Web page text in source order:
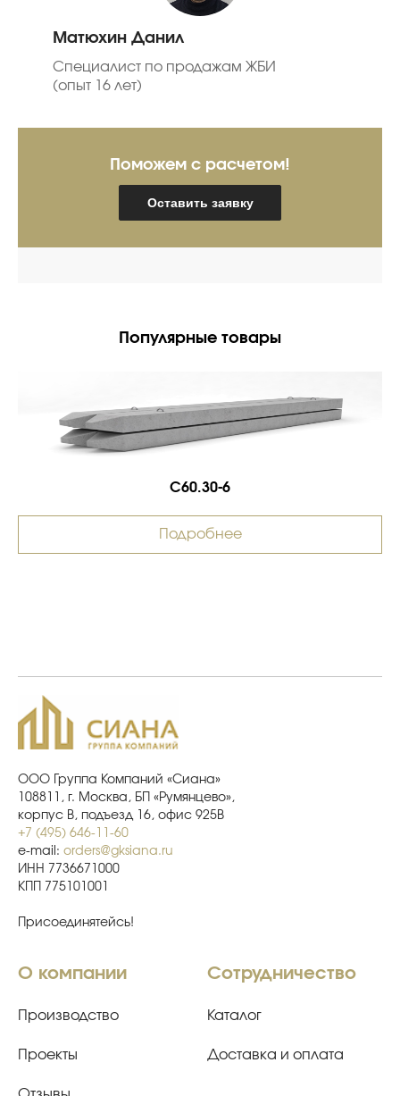
Матюхин Данил
Специалист по продажам ЖБИ
(опыт 16 лет)
Поможем с расчетом!
Оставить заявку
Популярные товары
С60.30-6
Подробнее
ООО Группа Компаний «Сиана»
108811, г. Москва, БП «Румянцево»,
корпус В, подъезд 16, офис 925В
+7 (495) 646-11-60
e-mail: orders@gksiana.ru
ИНН 7736671000
КПП 775101001
Присоединятейсь!
О компании
Производство
Проекты
Сотрудничество
Каталог
Доставка и оплата